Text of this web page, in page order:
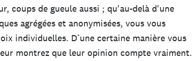
coups de gueule aussi ; qu'au-delà d'une
agrégées et anonymisées, vous vous
individuelles. D’une certaine manière vous
montrez que leur opinion compte vraiment.